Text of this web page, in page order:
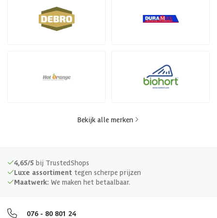
Bekijk alle merken
4,65/5 bij TrustedShops
Luxe assortiment tegen scherpe prijzen
Maatwerk: We maken het betaalbaar.
076 - 80 801 24